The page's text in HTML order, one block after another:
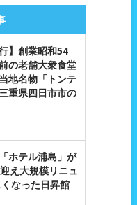
】創業昭和54
の老舗大衆食堂
地名物「トンテ
重県四日市市の
ホテル浦島」が
え大規模リニュ
なった日昇館